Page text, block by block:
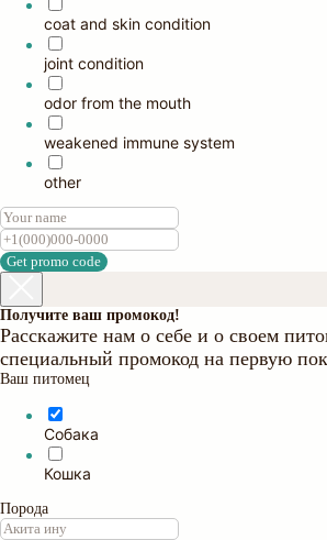
coat and skin condition
joint condition
odor from the mouth
weakened immune system
other
Get promo code
Получите ваш промокод!
Расскажите нам о себе и о своем
специальный промокод на первую
Ваш питомец
Собака
Кошка
Порода